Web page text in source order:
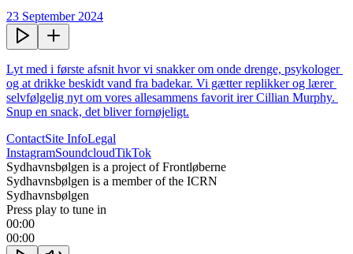
23 September 2024
Lyt med i første afsnit hvor vi snakker om onde drenge, psykologer
og at drikke beskidt vand fra badekar. Vi gætter replikker og lærer
selvfølgelig nyt om vores allesammens favorit irer Cillian Murphy.
Snup en snack, det bliver fornøjeligt.
ContactSite InfoLegal
InstagramSoundcloudTikTok
Sydhavnsbølgen is a project of Frontløberne
Sydhavnsbølgen is a member of the ICRN
Sydhavnsbølgen
Press play to tune in
00:00
00:00